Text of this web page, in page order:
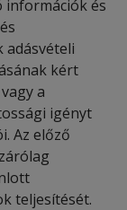
információk és
adásvételi
kért
a
igényt
Az előző
teljesítését.